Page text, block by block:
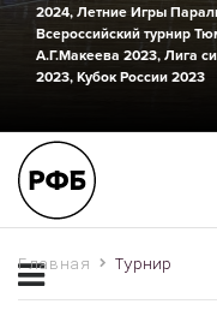
2024, Летние Игры
Всероссийский турнир
А.Г.Макеева 2023, Лига
2023, Кубок России 2023
Главная Турнир